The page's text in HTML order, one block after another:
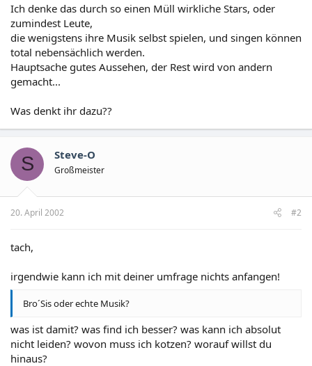
Ich denke das durch so einen Müll wirkliche Stars, oder
zumindest Leute,
die wenigstens ihre Musik selbst spielen, und singen können
total nebensächlich werden.
Hauptsache gutes Aussehen, der Rest wird von andern
gemacht...
Was denkt ihr dazu??
S Steve-O
Großmeister
20. April 2002 #2
tach,
irgendwie kann ich mit deiner umfrage nichts anfangen!
Bro´Sis oder echte Musik?
was ist damit? was find ich besser? was kann ich absolut
nicht leiden? wovon muss ich kotzen? worauf willst du
hinaus?